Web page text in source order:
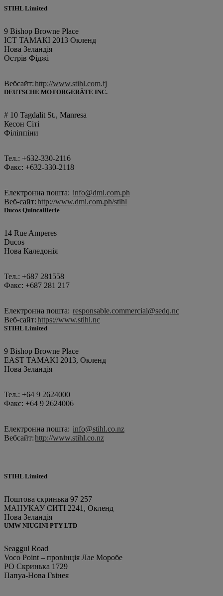
STIHL Limited
9 Bishop Browne Place
ІСТ ТАМАКІ 2013 Окленд
Нова Зеландія
Острів Фіджі
Вебсайт:http://www.stihl.com.fj
DEUTSCHE MOTORGERÄTE INC.
# 10 Tagdalit St., Manresa
Кесон Сіті
Філіппіни
Тел.: +632-330-2116
Факс: +632-330-2118
Електронна пошта: info@dmi.com.ph
Веб-сайт:http://www.dmi.com.ph/stihl
Ducos Quincaillerie
14 Rue Amperes
Ducos
Нова Каледонія
Тел.: +687 281558
Факс: +687 281 217
Електронна пошта: responsable.commercial@sedq.nc
Веб-сайт:https://www.stihl.nc
STIHL Limited
9 Bishop Browne Place
EAST TAMAKI 2013, Окленд
Нова Зеландія
Тел.: +64 9 2624000
Факс: +64 9 2624006
Електронна пошта: info@stihl.co.nz
Вебсайт:http://www.stihl.co.nz
STIHL Limited
Поштова скринька 97 257
МАНУКАУ СИТІ 2241, Окленд
Нова Зеландія
UMW NIUGINI PTY LTD
Seaggul Road
Voco Point – провінція Лае Моробе
PO Скринька 1729
Папуа-Нова Гвінея